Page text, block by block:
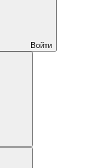
Войти